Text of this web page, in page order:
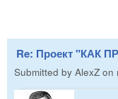
Re: Проект "КАК
Submitted by AlexZ on